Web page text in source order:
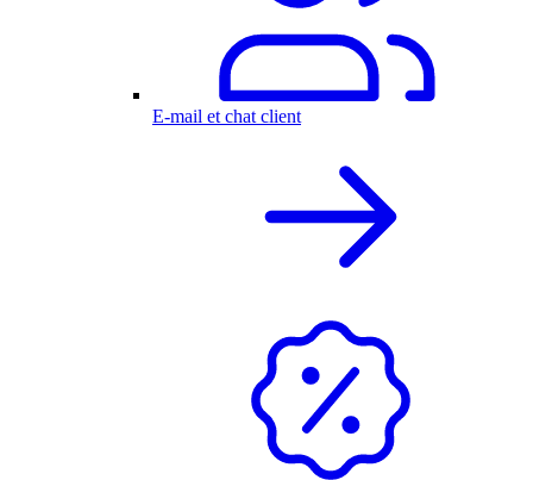
E-mail et chat client